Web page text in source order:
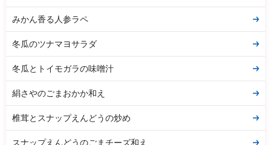
みかん香る人参ラペ
冬瓜のツナマヨサラダ
冬瓜とトイモガラの味噌汁
絹さやのごまおかか和え
椎茸とスナップえんどうの炒め
スナップえんどうのごまチーズ和え